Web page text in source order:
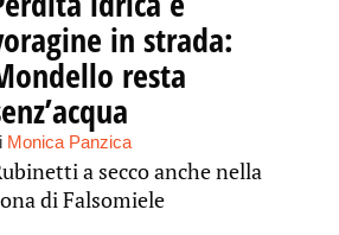
in strada:
resta
Monica Panzica
a secco anche nella
di Falsomiele